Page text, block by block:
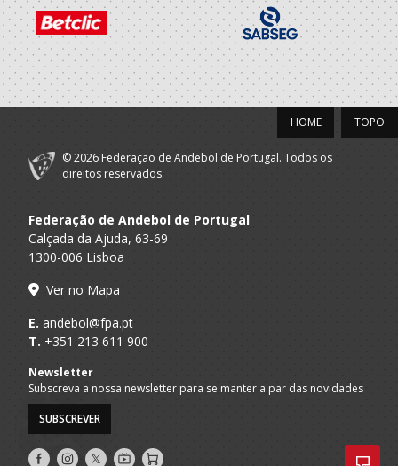
TOPO
HOME
© 2026 Federação de Andebol de Portugal. Todos os
direitos reservados.
Federação de Andebol de Portugal
Calçada da Ajuda, 63-69
1300-006 Lisboa
Ver no Mapa
E. andebol@fpa.pt
T. +351 213 611 900
Newsletter
Subscreva a nossa newsletter para se manter a par das novidades
SUBSCREVER
Siga- Siga- Siga- AndebolTV
Loja